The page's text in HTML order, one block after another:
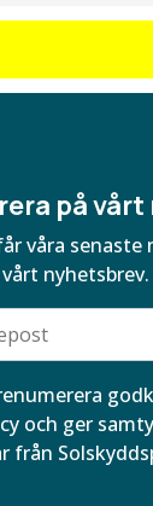
på
våra
nyhetsbrev.
och ger
från